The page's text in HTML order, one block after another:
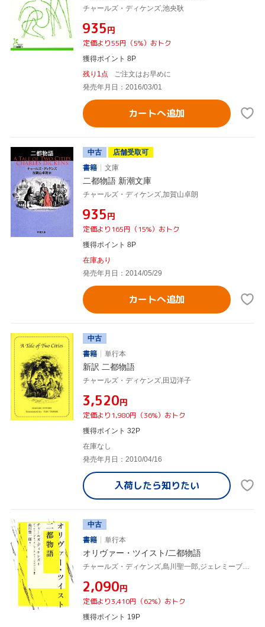
チャールズ・ディケンズ,池央耿
¥935円
定価より55円（5%）おトク
獲得ポイント 8P
残り1点
ご注文はお早めに
発売年月日：2016/03/01
カートへ追加
中古
店舗受取可
書籍
文庫
二都物語 新潮文庫
チャールズ・ディケンズ,加賀山卓朗
¥935円
定価より165円（15%）おトク
獲得ポイント 8P
在庫あり
発売年月日：2014/05/29
カートへ追加
中古
書籍
単行本
新訳 二都物語
チャールズ・ディケンズ,田辺洋子
¥3,520円
定価より1,980円（36%）おトク
獲得ポイント 32P
在庫なし
発売年月日：2010/04/16
入荷したら知りたい
中古
書籍
単行本
オリヴァー・ツイスト/二都物語
チャールズ・ディケンズ,島川聖一郎,ジェレミーブロック,マークフィッツギボンズ
¥2,090円
定価より3,410円（62%）おトク
獲得ポイント 19P